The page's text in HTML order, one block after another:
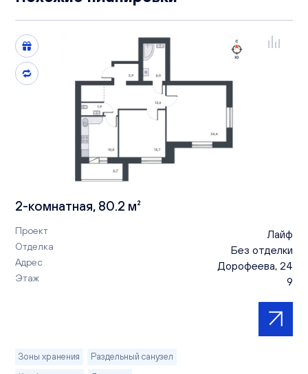
2-комнатная, 80.2 м²
Проект Лайф
Отделка Без отделки
Адрес Дорофеева, 24
Этаж 9
Зоны хранения
Раздельный санузел